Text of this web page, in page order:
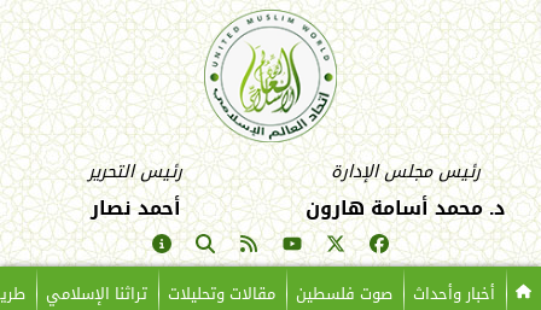
رئيس مجلس الإدارة
د. محمد أسامة هارون
رئيس التحرير
أحمد نصار
أخبار وأحداث صوت فلسطين مقالات وتحليلات تراثنا الإسلامي